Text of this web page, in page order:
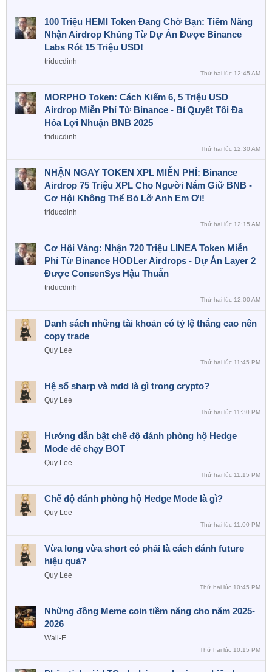
100 Triệu HEMI Token Đang Chờ Bạn: Tiềm Năng
Nhận Airdrop Khủng Từ Dự Án Được Binance
Labs Rót 15 Triệu USD!
triducdinh
Thứ hai lúc 12:45 AM
MORPHO Token: Cách Kiếm 6, 5 Triệu USD
Airdrop Miễn Phí Từ Binance - Bí Quyết Tối Đa
Hóa Lợi Nhuận BNB 2025
triducdinh
Thứ hai lúc 12:30 AM
NHẬN NGAY TOKEN XPL MIỄN PHÍ: Binance
Airdrop 75 Triệu XPL Cho Người Nắm Giữ BNB -
Cơ Hội Không Thể Bỏ Lỡ Anh Em Ơi!
triducdinh
Thứ hai lúc 12:15 AM
Cơ Hội Vàng: Nhận 720 Triệu LINEA Token Miễn
Phí Từ Binance HODLer Airdrops - Dự Án Layer 2
Được ConsenSys Hậu Thuẫn
triducdinh
Thứ hai lúc 12:00 AM
Danh sách những tài khoản có tỷ lệ thắng cao nên
copy trade
Quy Lee
Thứ hai lúc 11:45 PM
Hệ số sharp và mdd là gì trong crypto?
Quy Lee
Thứ hai lúc 11:30 PM
Hướng dẫn bật chế độ đánh phòng hộ Hedge
Mode để chạy BOT
Quy Lee
Thứ hai lúc 11:15 PM
Chế độ đánh phòng hộ Hedge Mode là gì?
Quy Lee
Thứ hai lúc 11:00 PM
Vừa long vừa short có phải là cách đánh future
hiệu quả?
Quy Lee
Thứ hai lúc 10:45 PM
Những đồng Meme coin tiềm năng cho năm 2025-
2026
Wall-E
Thứ hai lúc 10:15 PM